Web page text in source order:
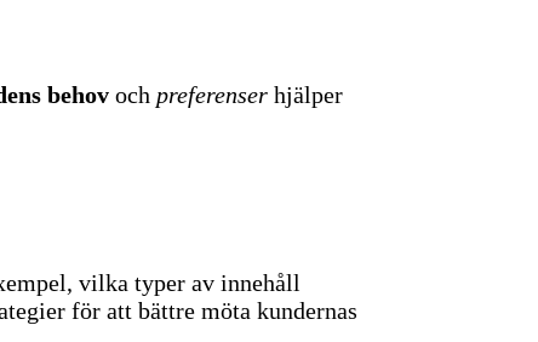
behov och preferenser hjälper
vilka typer av innehåll
för att bättre möta kundernas